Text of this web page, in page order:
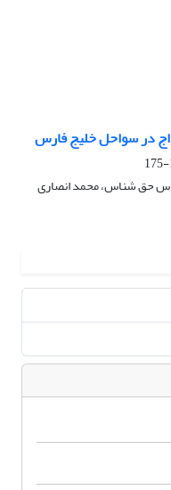
در سواحل خلیج فارس
حق شناس، محمد انصاری